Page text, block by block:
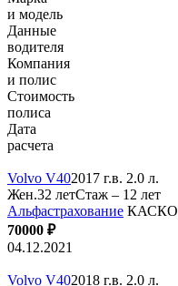
и модель
Данные
водителя
Компания
и полис
Стоимость
полиса
Дата
расчета
Volvo V402017 г.в. 2.0 л.
Жен.32 летСтаж – 12 лет
Альфастрахование КАСКО
70000 ₽
04.12.2021
Volvo V402018 г.в. 2.0 л.